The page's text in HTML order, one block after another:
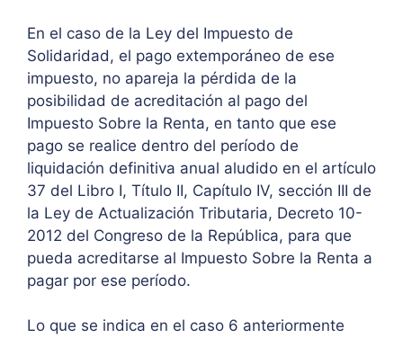
En el caso de la Ley del Impuesto de
Solidaridad, el pago extemporáneo de ese
impuesto, no apareja la pérdida de la
posibilidad de acreditación al pago del
Impuesto Sobre la Renta, en tanto que ese
pago se realice dentro del período de
liquidación definitiva anual aludido en el artículo
37 del Libro I, Título II, Capítulo IV, sección III de
la Ley de Actualización Tributaria, Decreto 10-
2012 del Congreso de la República, para que
pueda acreditarse al Impuesto Sobre la Renta a
pagar por ese período.
Lo que se indica en el caso 6 anteriormente